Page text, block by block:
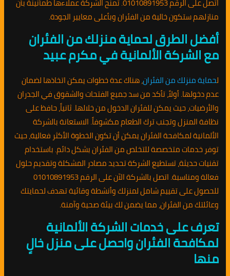
اتصل على الرقم 01010891953. تمنح الشركة عملاءها طمأنينة بأن
منازلهم ستكون خالية من الفئران وبأعلى معايير الجودة.
أفضل الطرق لحماية منزلك من الفئران
مع الشركة الألمانية في مكرم عبيد
لحماية منزلك من الفئران، هناك عدة خطوات يمكن اتخاذها لضمان
عدم دخولها. أولاً، تأكد من سد جميع الفتحات والشقوق في الجدران
والأرضيات، حيث يمكن للفئران الدخول من خلالها. ثانياً، حافظ على
نظافة المنزل وتجنب ترك الطعام مكشوفاً. الاستعانة بالشركة
الألمانية لمكافحة الفئران يمكن أن تكون الخطوة الأكثر فعالية، حيث
توفر خدمات متخصصة للتخلص من الفئران بشكل دائم. باستخدام
تقنيات حديثة، تستطيع الشركة تحديد مصادر المشكلة وتقديم حلول
فعالة ومناسبة. اتصل بالشركة الآن على الرقم 01010891953
للحصول على تقييم شامل لمنزلك وأنشطة وقائية تهدف لحمايتك
وعائلتك من الفئران، مما يضمن لك بيئة صحية وآمنة.
تعرف على خدمات الشركة الألمانية
لمكافحة الفئران واحصل على منزل خالٍ
منها